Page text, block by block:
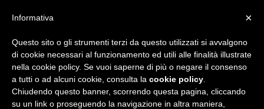
×
Informativa
Questo sito o gli strumenti terzi da questo utilizzati si avvalgono
di cookie necessari al funzionamento ed utili alle finalità illustrate
nella cookie policy. Se vuoi saperne di più o negare il consenso
a tutti o ad alcuni cookie, consulta la cookie policy
Chiudendo questo banner, scorrendo questa pagina, cliccando
su un link o proseguendo la navigazione in altra maniera,